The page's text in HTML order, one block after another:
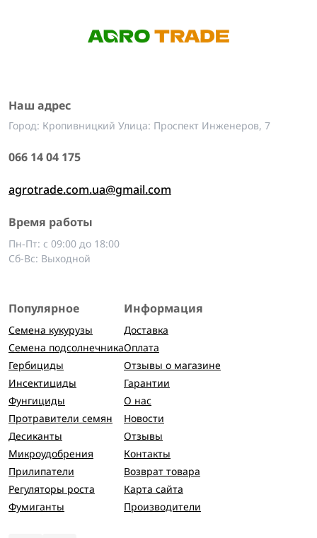
Наш адрес
Город: Кропивницкий Улица: Проспект Инженеров, 7
066 14 04 175
agrotrade.com.ua@gmail.com
Время работы
Пн-Пт: с 09:00 до 18:00
Сб-Вс: Выходной
Популярное
Семена кукурузы
Семена подсолнечника
Гербициды
Инсектициды
Фунгициды
Протравители семян
Десиканты
Микроудобрения
Прилипатели
Регуляторы роста
Фумиганты
Информация
Доставка
Оплата
Отзывы о магазине
Гарантии
О нас
Новости
Отзывы
Контакты
Возврат товара
Карта сайта
Производители